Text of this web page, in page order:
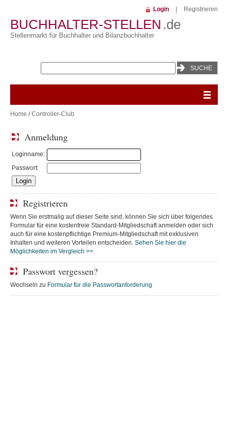
BUCHHALTER-STELLEN .de
Stellenmarkt für Buchhalter und Bilanzbuchhalter
Login Registrieren
Home /Controller-Club
Anmeldung
Loginname:
Passwort:
Registrieren
Wenn Sie erstmalig auf dieser Seite sind, können Sie sich über folgendes
Formular für eine kostenfreie Standard-Mitgliedschaft anmelden oder sich
auch für eine kostenpflichtige Premium-Mitgliedschaft mit exklusiven
Inhalten und weiteren Vorteilen entscheiden. Sehen Sie hier die
Möglichkeiten im Vergleich >>
Passwort vergessen?
Wechseln zu Formular für die Passwortanforderung